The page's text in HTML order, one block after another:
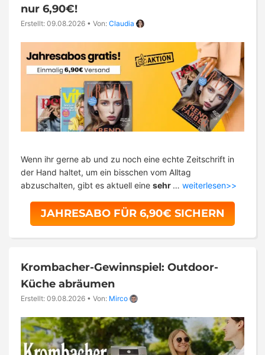
nur 6,90€!
Erstellt: 09.08.2026 • Von: Claudia
Wenn ihr gerne ab und zu noch eine echte Zeitschrift in
der Hand haltet, um ein bisschen vom Alltag
abzuschalten, gibt es aktuell eine sehr … weiterlesen>>
JAHRESABO FÜR 6,90€ SICHERN
Krombacher-Gewinnspiel: Outdoor-
Küche abräumen
Erstellt: 09.08.2026 • Von: Mirco